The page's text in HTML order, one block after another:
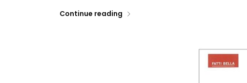
Continue reading